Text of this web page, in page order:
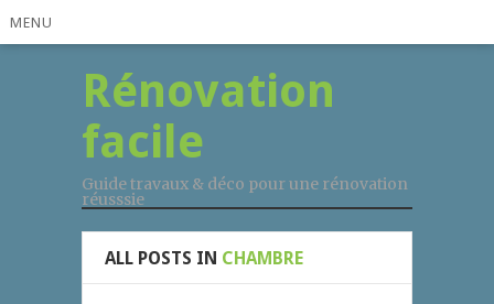
MENU
Rénovation
facile
Guide travaux & déco pour une rénovation
réusssie
ALL POSTS IN CHAMBRE